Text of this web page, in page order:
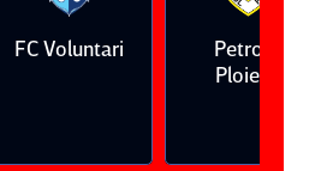
FC Voluntari
Petrolul
Ploieşti